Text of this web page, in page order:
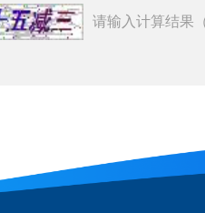
请输入计算结果